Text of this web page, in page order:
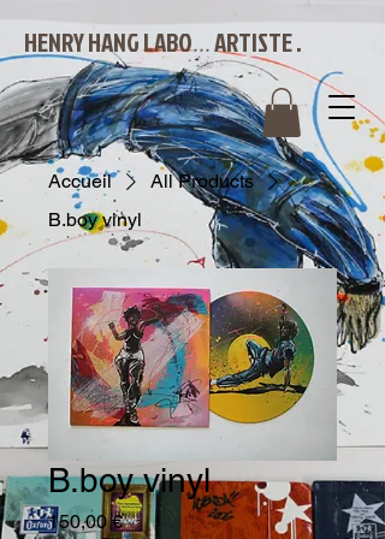
HENRY HANG LABO...ARTISTE .
Accueil
All Products
B.boy vinyl
B.boy vinyl
150,00 €Prix